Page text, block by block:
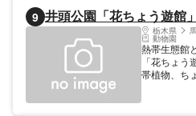
日本の高山
種類、及び
集められて
シダ植物約
物約2,000
特に日本の
9 井頭公園「花ちょう遊館」
栃木県
動物園
熱帯生態館
「花ちょ
帯植物、ち